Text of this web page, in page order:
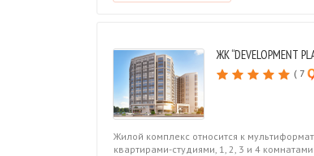
ЖК “DEVELOPMENT
( 7
Жилой комплекс относится к
квартирами-студиями, 1, 2, 3 и 4